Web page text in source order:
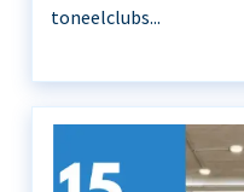
toneelclubs...